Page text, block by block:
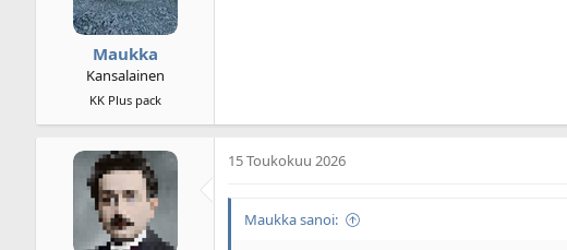
Maukka
Kansalainen
KK Plus pack
15 Toukokuu 2026
Maukka sanoi: